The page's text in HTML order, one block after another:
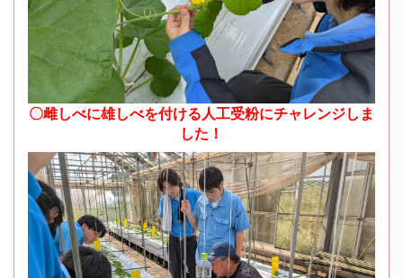
〇雌しべに雄しべを付ける人工受粉にチャレンジしま
した！